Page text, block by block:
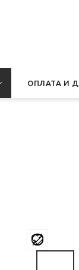
ОПЛАТА И